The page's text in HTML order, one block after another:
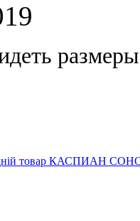
размеры
товар КАСПИАН